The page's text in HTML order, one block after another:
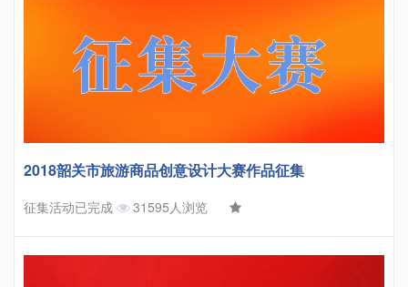
2018韶关市旅游商品创意设计大赛作品征集
征集活动已完成 31595人浏览